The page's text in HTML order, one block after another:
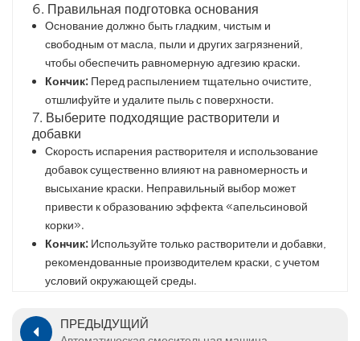
6. Правильная подготовка основания
Основание должно быть гладким, чистым и
свободным от масла, пыли и других загрязнений,
чтобы обеспечить равномерную адгезию краски.
Кончик: Перед распылением тщательно очистите,
отшлифуйте и удалите пыль с поверхности.
7. Выберите подходящие растворители и
добавки
Скорость испарения растворителя и использование
добавок существенно влияют на равномерность и
высыхание краски. Неправильный выбор может
привести к образованию эффекта «апельсиновой
корки».
Кончик: Используйте только растворители и добавки,
рекомендованные производителем краски, с учетом
условий окружающей среды.
ПРЕДЫДУЩИЙ